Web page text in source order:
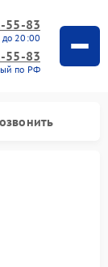
55-83
до 20:00
55-83
по РФ